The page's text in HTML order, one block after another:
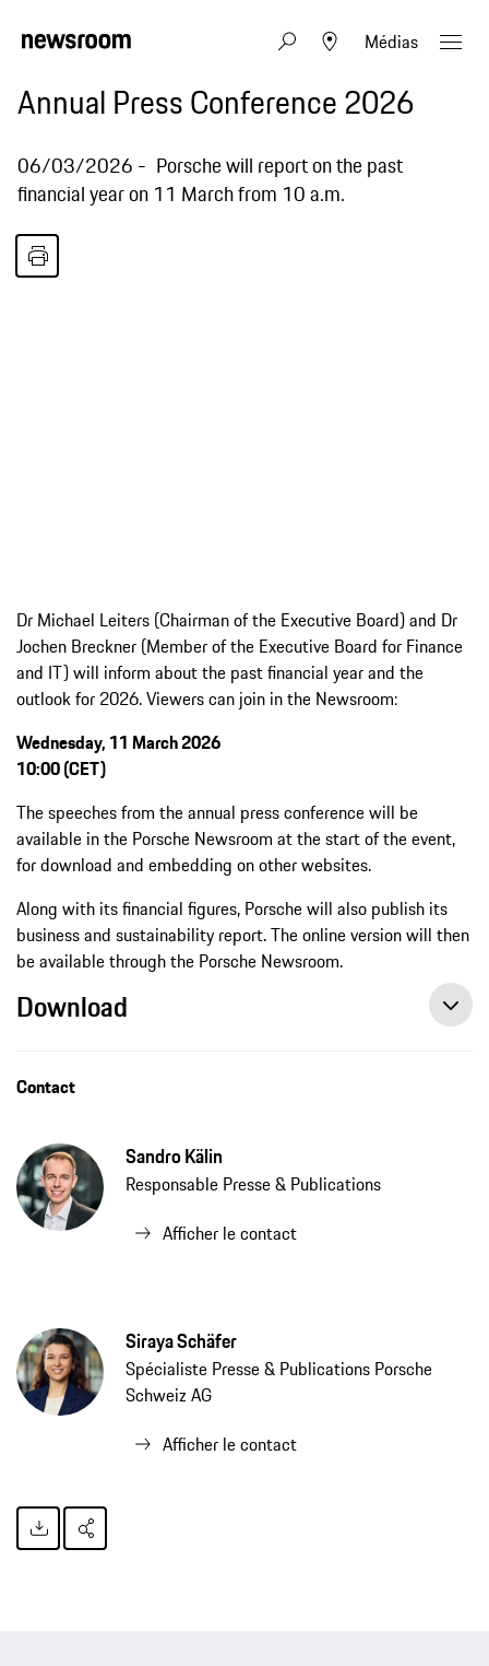
Médias
Annual Press Conference 2026
06/03/2026
Porsche will report on the past
financial year on 11 March from 10 a.m.
Dr Michael Leiters (Chairman of the Executive Board) and Dr
Jochen Breckner (Member of the Executive Board for Finance
and IT) will inform about the past financial year and the
outlook for 2026. Viewers can join in the Newsroom:
Wednesday, 11 March 2026
10:00 (CET)
The speeches from the annual press conference will be
available in the Porsche Newsroom at the start of the event,
for download and embedding on other websites.
Along with its financial figures, Porsche will also publish its
business and sustainability report. The online version will then
be available through the Porsche Newsroom.
Download
Contact
Sandro Kälin
Responsable Presse & Publications
Afficher le contact
Siraya Schäfer
Spécialiste Presse & Publications Porsche
Schweiz AG
Afficher le contact